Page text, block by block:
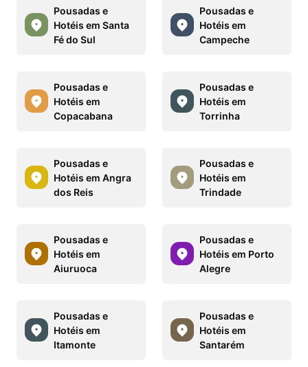
Pousadas e
Hotéis em Santa
Fé do Sul
Pousadas e
Hotéis em
Campeche
Pousadas e
Hotéis em
Copacabana
Pousadas e
Hotéis em
Torrinha
Pousadas e
Hotéis em Angra
dos Reis
Pousadas e
Hotéis em
Trindade
Pousadas e
Hotéis em
Aiuruoca
Pousadas e
Hotéis em Porto
Alegre
Pousadas e
Hotéis em
Itamonte
Pousadas e
Hotéis em
Santarém